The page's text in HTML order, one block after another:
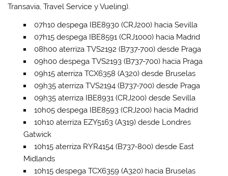
Transavia, Travel Service y Vueling).
07h10 despega IBE8930 (CRJ200) hacia Sevilla
07h15 despega IBE8591 (CRJ1000) hacia Madrid
08h00 aterriza TVS2192 (B737-700) desde Praga
09h00 despega TVS2193 (B737-700) hacia Praga
09h15 aterriza TCX6358 (A320) desde Bruselas
09h35 aterriza TVS2194 (B737-700) desde Praga
09h35 aterriza IBE8931 (CRJ200) desde Sevilla
10h05 despega IBE8593 (CRJ200) hacia Madrid
10h10 aterriza EZY5163 (A319) desde Londres
Gatwick
10h15 aterriza RYR4154 (B737-800) desde East
Midlands
10h15 despega TCX6359 (A320) hacia Bruselas